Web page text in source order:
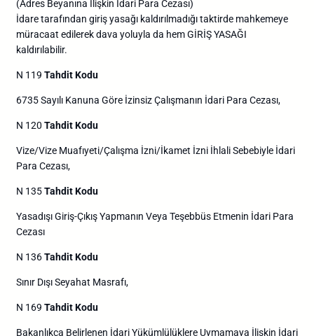
(Adres Beyanına İlişkin İdari Para Cezası)
İdare tarafından giriş yasağı kaldırılmadığı taktirde mahkemeye
müracaat edilerek dava yoluyla da hem GİRİŞ YASAĞI
kaldırılabilir.
N 119 Tahdit Kodu
6735 Sayılı Kanuna Göre İzinsiz Çalışmanın İdari Para Cezası,
N 120 Tahdit Kodu
Vize/Vize Muafıyeti/Çalışma İzni/İkamet İzni İhlali Sebebiyle İdari
Para Cezası,
N 135Tahdit Kodu
Yasadışı Giriş-Çıkış Yapmanın Veya Teşebbüs Etmenin İdari Para
Cezası
N 136Tahdit Kodu
Sınır Dışı Seyahat Masrafı,
N 169 Tahdit Kodu
Bakanlıkça Belirlenen İdari Yükümlülüklere Uymamaya İlişkin İdari